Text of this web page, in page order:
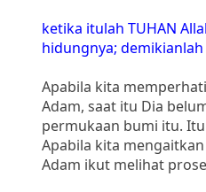
ketika itulah TUHAN
hidungnya;
Apabila kita
Adam, saat itu Dia
permukaan bumi itu.
Apabila kita
Adam ikut melihat